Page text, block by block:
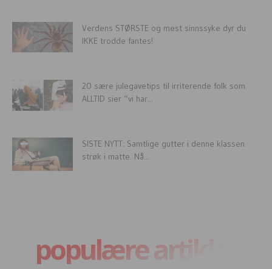
Verdens STØRSTE og mest sinnssyke dyr du
IKKE trodde fantes!
20 sære julegavetips til irriterende folk som
ALLTID sier “vi har...
SISTE NYTT: Samtlige gutter i denne klassen
strøk i matte. Nå...
populære artikler